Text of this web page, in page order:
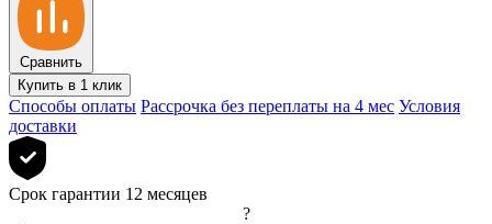
Сравнить
Купить в 1 клик
Способы оплаты Рассрочка без переплаты на 4 мес Условия
доставки
Срок гарантии 12 месяцев
?